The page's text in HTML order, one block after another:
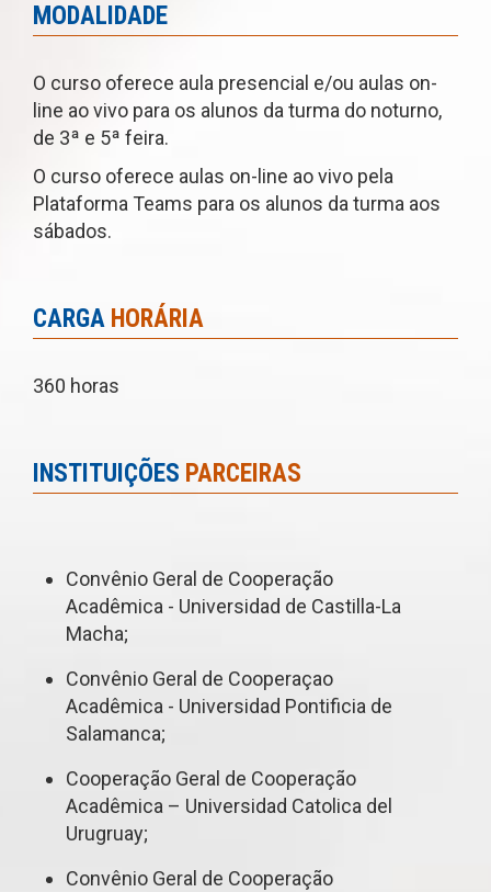
MODALIDADE
O curso oferece aula presencial e/ou aulas on-
line ao vivo para os alunos da turma do noturno,
de 3ª e 5ª feira.
O curso oferece aulas on-line ao vivo pela
Plataforma Teams para os alunos da turma aos
sábados.
CARGA HORÁRIA
360 horas
INSTITUIÇÕES PARCEIRAS
Convênio Geral de Cooperação
Acadêmica - Universidad de Castilla-La
Macha;
Convênio Geral de Cooperaçao
Acadêmica - Universidad Pontificia de
Salamanca;
Cooperação Geral de Cooperação
Acadêmica – Universidad Catolica del
Urugruay;
Convênio Geral de Cooperação